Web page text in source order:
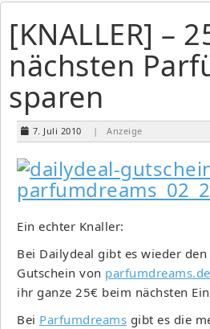
[KNALLER] –
nächsten
sparen
7. Juli 2010 | Anzeige
Ein echter Knaller:
Bei Dailydeal gibt es wieder
Gutschein von parfumdreams.de
ihr ganze 25€ beim nächsten
Bei Parfumdreams gibt es die